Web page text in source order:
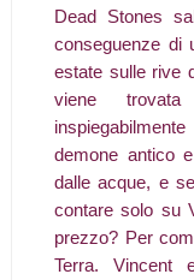
Dead Stones
conseguenze di
estate sulle rive
viene
demone antico
dalle acque, e
contare solo su
prezzo? Per
Terra.